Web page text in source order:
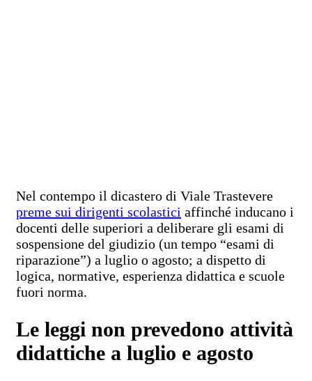
Nel contempo il dicastero di Viale Trastevere
preme sui dirigenti scolastici affinché inducano i
docenti delle superiori a deliberare gli esami di
sospensione del giudizio (un tempo “esami di
riparazione”) a luglio o agosto; a dispetto di
logica, normative, esperienza didattica e scuole
fuori norma.
Le leggi non prevedono attività
didattiche a luglio e agosto